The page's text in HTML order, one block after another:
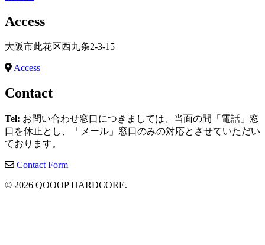
Access
大阪市此花区西九条2-3-15
Access
Contact
Tel: お問い合わせ窓口につきましては、当面の間「電話」窓
口を休止とし、「メール」窓口のみの対応とさせていただい
ております。
Contact Form
© 2026 QOOOP HARDCORE.